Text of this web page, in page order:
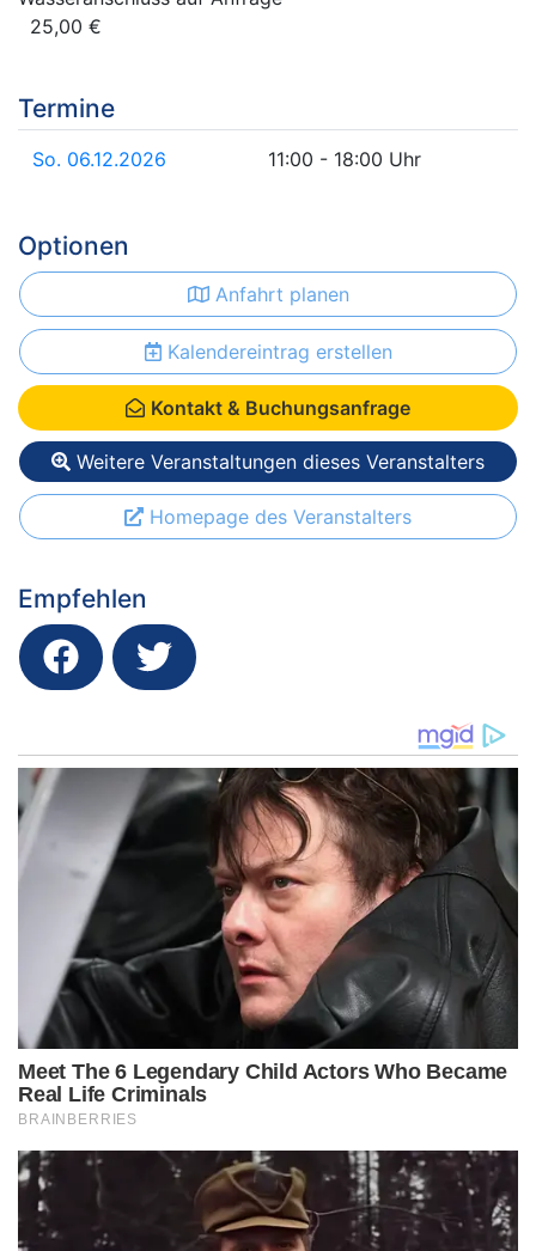
25,00 €
Termine
So. 06.12.2026 11:00 - 18:00 Uhr
Optionen
Anfahrt planen
Kalendereintrag erstellen
Kontakt & Buchungsanfrage
Weitere Veranstaltungen dieses Veranstalters
Homepage des Veranstalters
Empfehlen